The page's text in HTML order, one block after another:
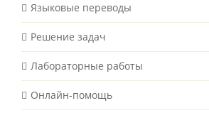
Языковые переводы
Решение задач
Лабораторные работы
Онлайн-помощь